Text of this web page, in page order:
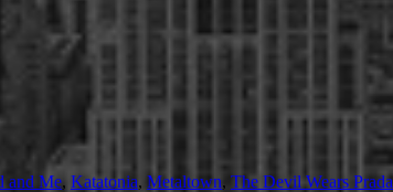
and Me, Katatonia, Metaltown, The Devil Wears Prada